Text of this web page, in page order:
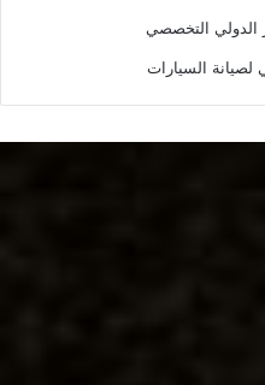
الدولي التخصصي
لصيانة السيارات